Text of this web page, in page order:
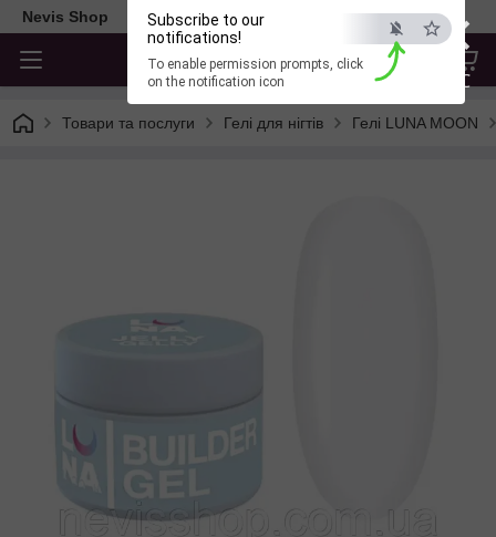
×
ESC
Subscribe to our
notifications!
To enable permission prompts, click
on the notification icon
Nevis Shop
Товари та послуги Гелі для нігтів Гелі LUNA MOON